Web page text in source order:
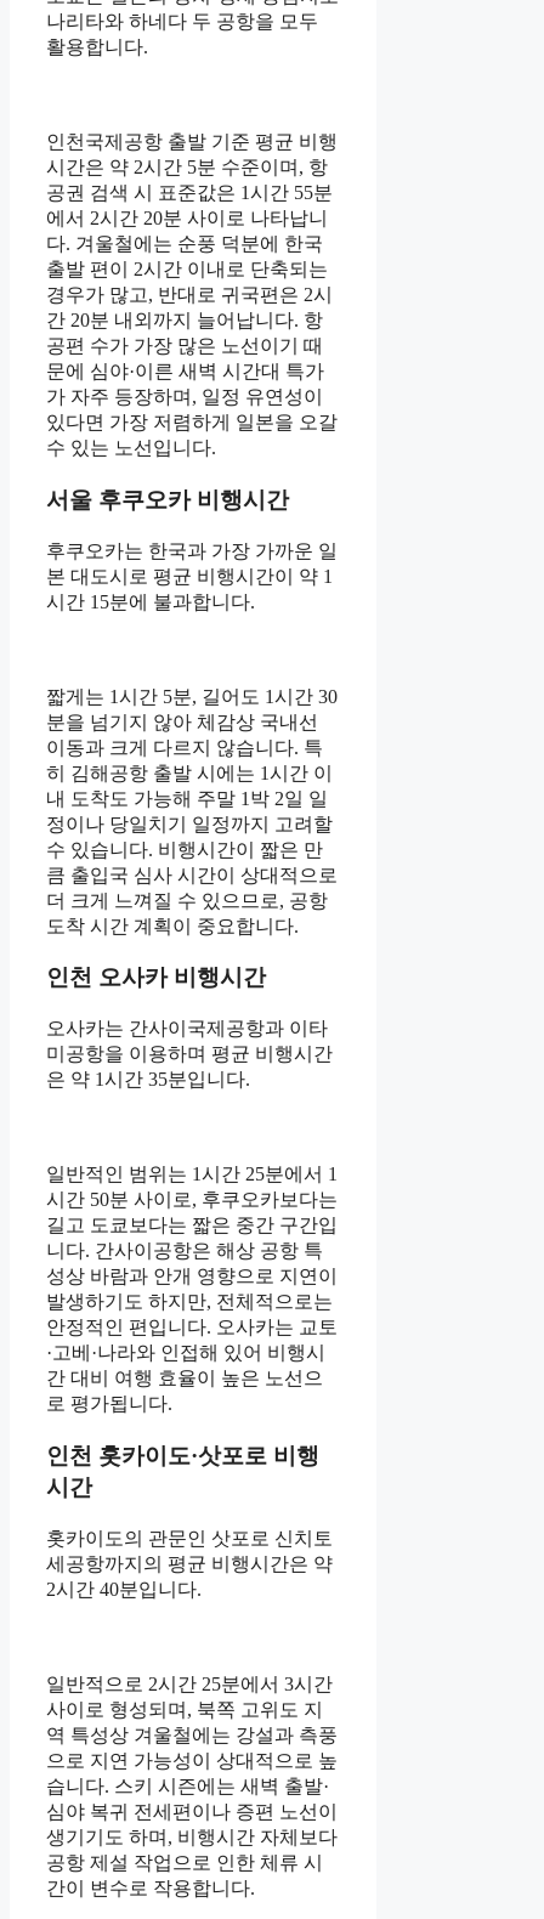
나리타와 하네다 두 공항을 모두
활용합니다.
인천국제공항 출발 기준 평균 비행
시간은 약 2시간 5분 수준이며, 항
공권 검색 시 표준값은 1시간 55분
에서 2시간 20분 사이로 나타납니
다. 겨울철에는 순풍 덕분에 한국
출발 편이 2시간 이내로 단축되는
경우가 많고, 반대로 귀국편은 2시
간 20분 내외까지 늘어납니다. 항
공편 수가 가장 많은 노선이기 때
문에 심야·이른 새벽 시간대 특가
가 자주 등장하며, 일정 유연성이
있다면 가장 저렴하게 일본을 오갈
수 있는 노선입니다.
서울 후쿠오카 비행시간
후쿠오카는 한국과 가장 가까운 일
본 대도시로 평균 비행시간이 약 1
시간 15분에 불과합니다.
짧게는 1시간 5분, 길어도 1시간 30
분을 넘기지 않아 체감상 국내선
이동과 크게 다르지 않습니다. 특
히 김해공항 출발 시에는 1시간 이
내 도착도 가능해 주말 1박 2일 일
정이나 당일치기 일정까지 고려할
수 있습니다. 비행시간이 짧은 만
큼 출입국 심사 시간이 상대적으로
더 크게 느껴질 수 있으므로, 공항
도착 시간 계획이 중요합니다.
인천 오사카 비행시간
오사카는 간사이국제공항과 이타
미공항을 이용하며 평균 비행시간
은 약 1시간 35분입니다.
일반적인 범위는 1시간 25분에서 1
시간 50분 사이로, 후쿠오카보다는
길고 도쿄보다는 짧은 중간 구간입
니다. 간사이공항은 해상 공항 특
성상 바람과 안개 영향으로 지연이
발생하기도 하지만, 전체적으로는
안정적인 편입니다. 오사카는 교토
·고베·나라와 인접해 있어 비행시
간 대비 여행 효율이 높은 노선으
로 평가됩니다.
인천 홋카이도·삿포로 비행
시간
홋카이도의 관문인 삿포로 신치토
세공항까지의 평균 비행시간은 약
2시간 40분입니다.
일반적으로 2시간 25분에서 3시간
사이로 형성되며, 북쪽 고위도 지
역 특성상 겨울철에는 강설과 측풍
으로 지연 가능성이 상대적으로 높
습니다. 스키 시즌에는 새벽 출발·
심야 복귀 전세편이나 증편 노선이
생기기도 하며, 비행시간 자체보다
공항 제설 작업으로 인한 체류 시
간이 변수로 작용합니다.